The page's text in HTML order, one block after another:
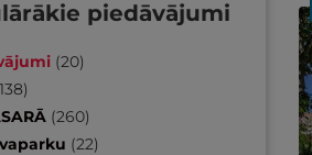
piedāvājumi
(20)
138)
(260)
(22)